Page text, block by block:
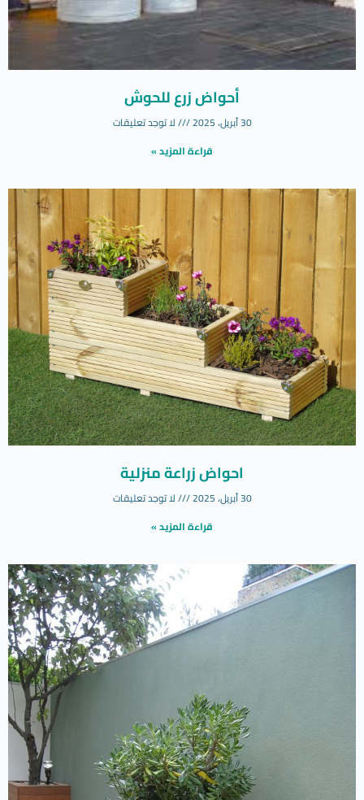
أحواض زرع للحوش
30 أبريل، 2025
لا توجد تعليقات
قراءة المزيد »
احواض زراعة منزلية
30 أبريل، 2025
لا توجد تعليقات
قراءة المزيد »